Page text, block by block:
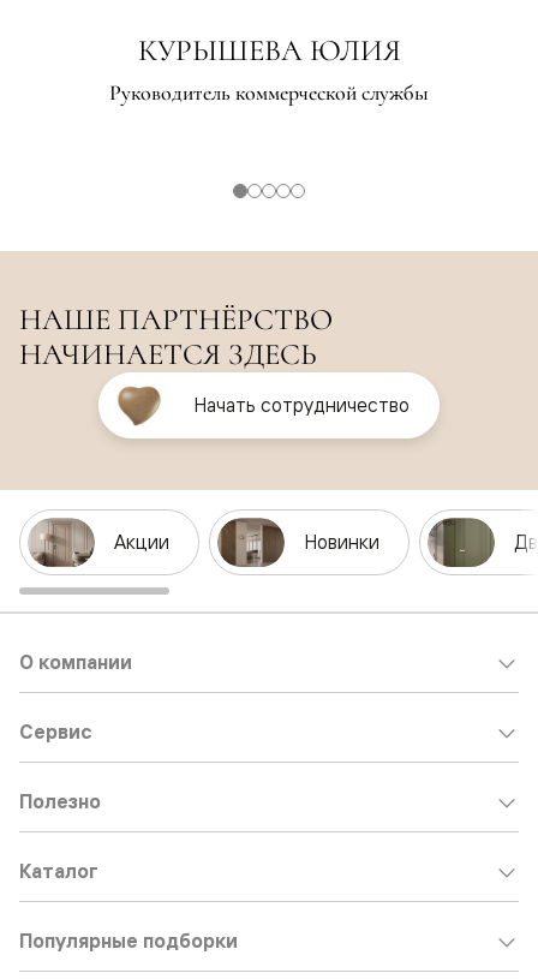
КУРЫШЕВА ЮЛИЯ
Руководитель коммерческой службы
НАШЕ ПАРТНЁРСТВО
НАЧИНАЕТСЯ ЗДЕСЬ
Начать сотрудничество
Акции Новинки
О компании
Сервис
Полезно
Каталог
Популярные подборки